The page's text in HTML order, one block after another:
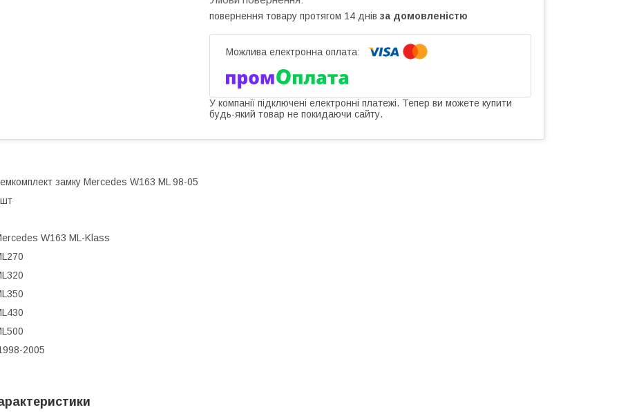
повернення товару протягом 14 днів за домовленістю
У компанії підключені електронні платежі. Тепер ви можете купити
будь-який товар не покидаючи сайту.
замку Mercedes W163 ML 98-05
W163 ML-Klass
2005